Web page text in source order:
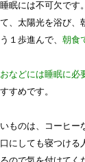
眠には不可欠です。
、太陽光を浴び、
１歩進んで、 朝食
などには睡眠に必
すめです。
ものは、コーヒー
にしても寝つける